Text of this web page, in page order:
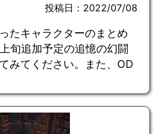
投稿日：2022/07/08
たキャラクターのまとめ
旬追加予定の追憶の幻闘
みてください。また、OD